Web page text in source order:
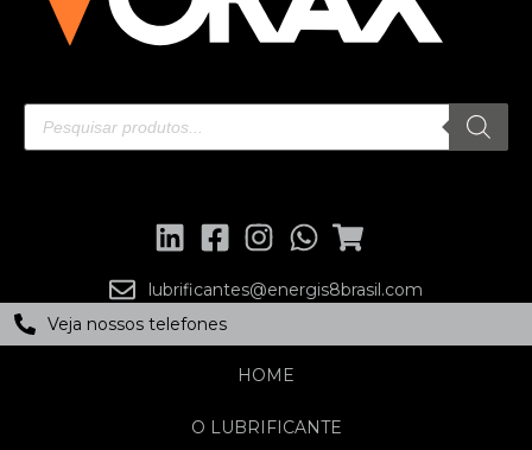
lubrificantes@energis8brasil.com
Veja nossos telefones
HOME
O LUBRIFICANTE